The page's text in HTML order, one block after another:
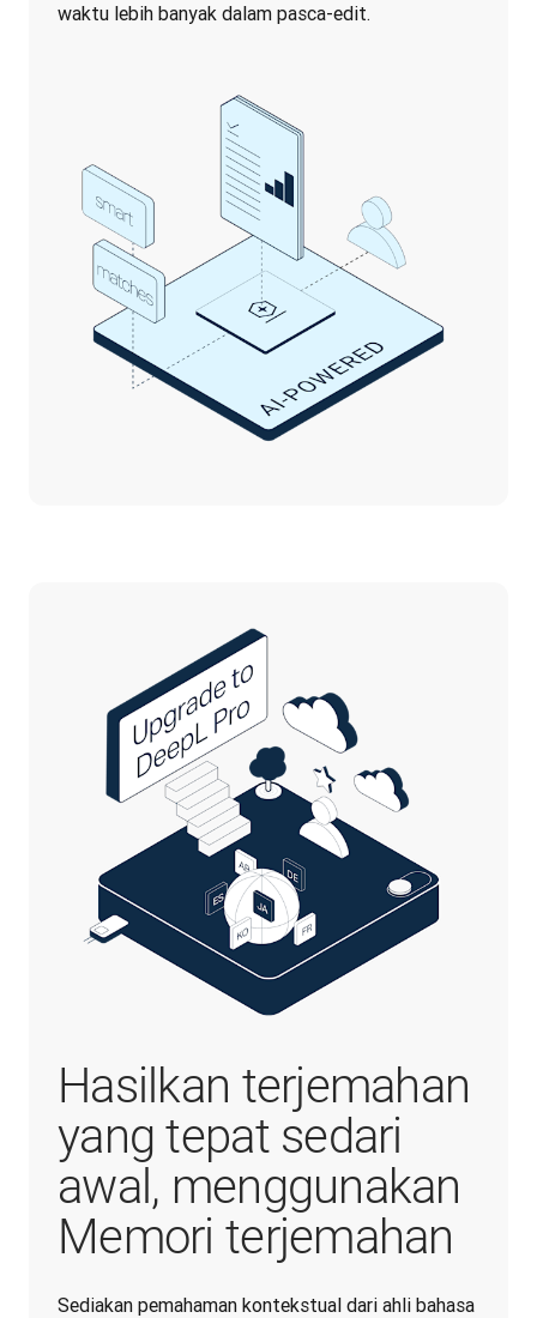
waktu lebih banyak dalam pasca-edit.
Hasilkan terjemahan
yang tepat sedari
awal, menggunakan
Memori terjemahan
Sediakan pemahaman kontekstual dari ahli bahasa